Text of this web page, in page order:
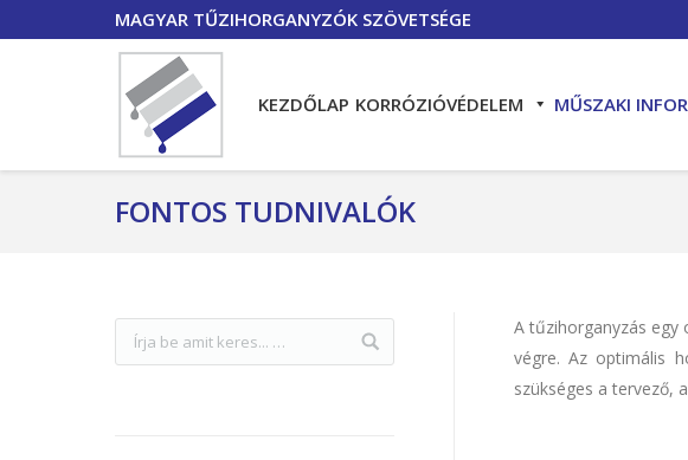
MAGYAR TŰZIHORGANYZÓK SZÖVETSÉGE
KEZDŐLAP KORRÓZIÓVÉDELEM MŰSZAKI
FONTOS TUDNIVALÓK
A tűzihorganyzás
végre. Az optimális
szükséges a tervező,